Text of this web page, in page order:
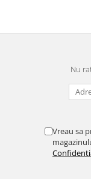
Nu
Vreau sa